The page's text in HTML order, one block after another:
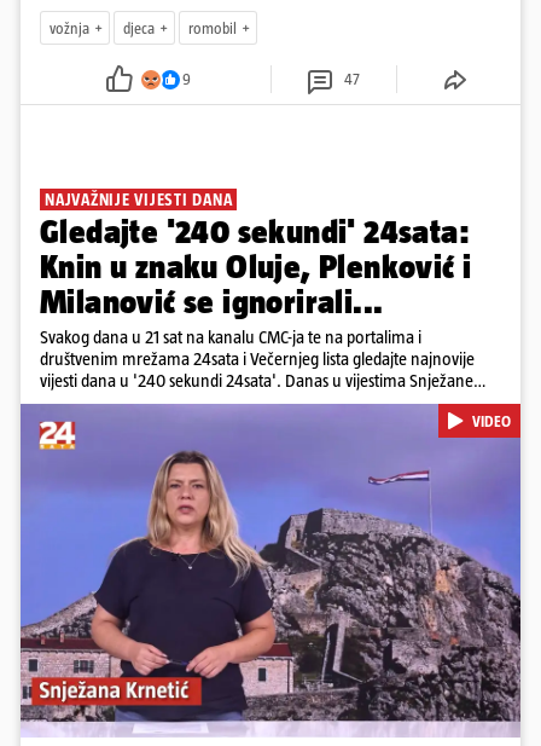
vožnja djeca romobil
9 47
NAJVAŽNIJE VIJESTI DANA
Gledajte '240 sekundi' 24sata:
Knin u znaku Oluje, Plenković i
Milanović se ignorirali...
Svakog dana u 21 sat na kanalu CMC-ja te na portalima i
društvenim mrežama 24sata i Večernjeg lista gledajte najnovije
vijesti dana u '240 sekundi 24sata'. Danas u vijestima Snježane
Krnetić: Hrvatska je obilježila 31. obljetnicu Oluje, a pažnju je
privuklo ignoriranje predsjednika Zorana Milanovića i premijera
Andreja Plenkovića u Kninu. Donosimo i detalje o većim
braniteljskim mirovinama, apelu obitelji Hrvata u komi u Irskoj,
upozorenjima nakon nove tragedije na električnom romobilu te
smanjenju proizvodnje u nuklearnoj elektrani Krško.
Pokretanje videa...
VIDEO